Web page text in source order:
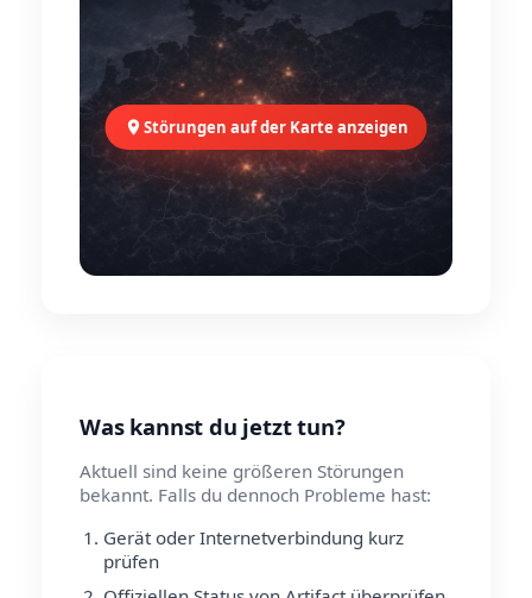
Störungen auf der Karte anzeigen
Was kannst du jetzt tun?
Aktuell sind keine größeren Störungen
bekannt. Falls du dennoch Probleme hast:
Gerät oder Internetverbindung kurz
prüfen